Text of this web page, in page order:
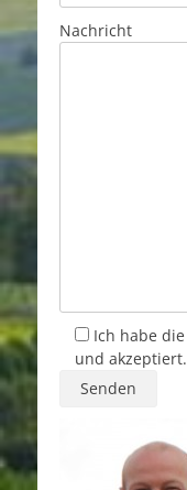
Nachricht
Ich habe die
und akzeptiert.